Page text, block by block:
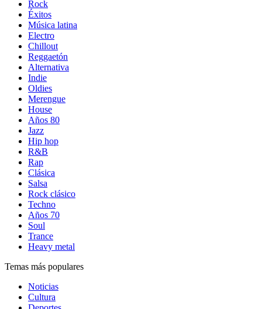
Rock
Éxitos
Música latina
Electro
Chillout
Reggaetón
Alternativa
Indie
Oldies
Merengue
House
Años 80
Jazz
Hip hop
R&B
Rap
Clásica
Salsa
Rock clásico
Techno
Años 70
Soul
Trance
Heavy metal
Temas más populares
Noticias
Cultura